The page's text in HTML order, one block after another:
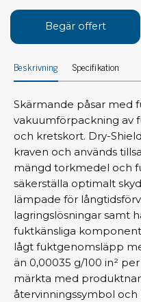
Begär offert
Beskrivning Specifikation
Skärmande påsar med
vakuumförpackning av
och kretskort. Dry-
kraven och används
mängd torkmedel och
säkerställa optimalt
lämpade för
lagringslösningar samt
fuktkänsliga
lågt fuktgenomsläpp
än 0,00035 g/100 in²
märkta med
återvinningssymbol